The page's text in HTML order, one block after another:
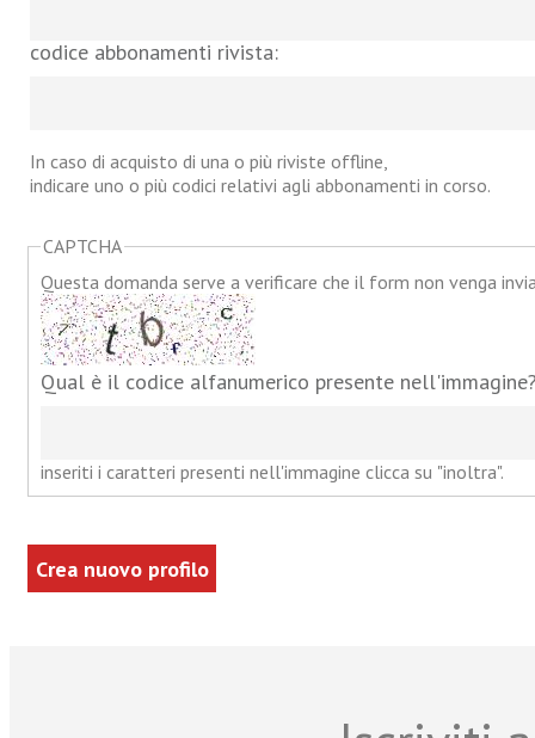
codice abbonamenti rivista:
In caso di acquisto di una o più riviste offline,
indicare uno o più codici relativi agli abbonamenti in corso.
CAPTCHA
Questa domanda serve a verificare che il form non venga
Qual è il codice alfanumerico presente
inseriti i caratteri presenti nell'immagine clicca su "inoltra".